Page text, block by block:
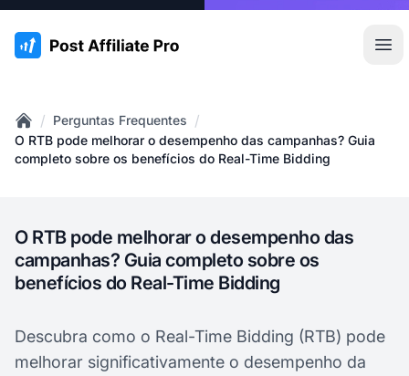
:site.title
Home
/ Perguntas Frequentes /
O RTB pode melhorar o desempenho das campanhas? Guia
completo sobre os benefícios do Real-Time Bidding
O RTB pode melhorar o desempenho das
campanhas? Guia completo sobre os
benefícios do Real-Time Bidding
Descubra como o Real-Time Bidding (RTB) pode
melhorar significativamente o desempenho da